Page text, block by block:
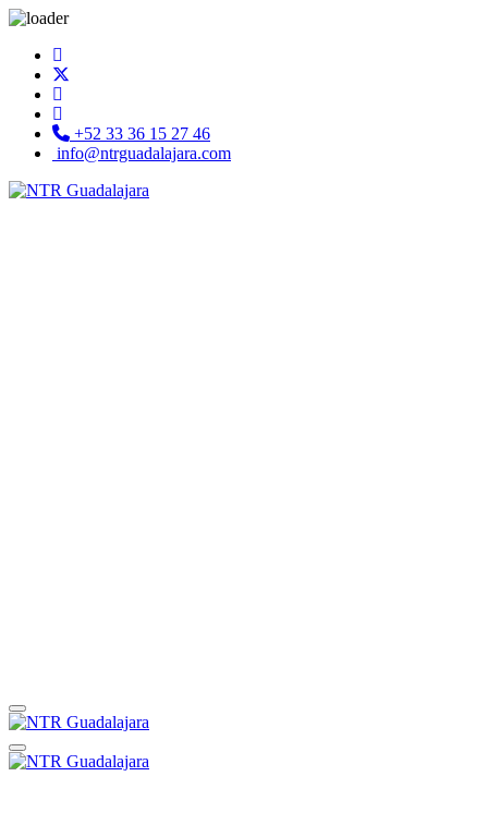
+52 33 36 15 27 46
info@ntrguadalajara.com